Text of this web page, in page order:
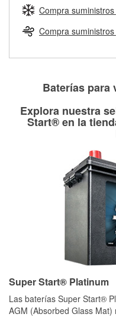
Más información sobre
Herramientas de O'Reilly
medirán tus tambores o
ser rectificados con
pueden ser reutilizados,
partes de reemplazo
Rectificación de
Compra
Compra
Baterías para
Explora nuestra
Start® en la
Super Start® Platinum
Las baterías Super Start®
AGM (Absorbed Glass Mat)